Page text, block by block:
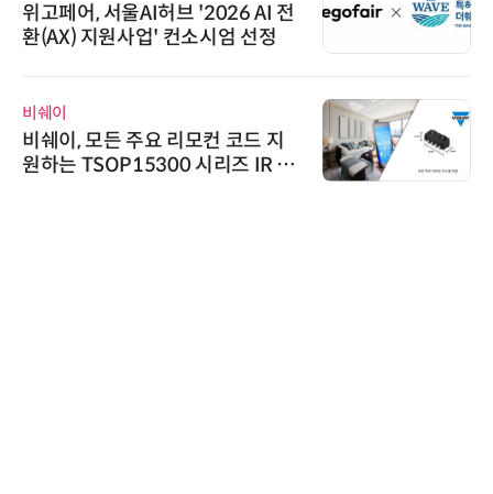
위고페어, 서울AI허브 '2026 AI 전
환(AX) 지원사업' 컨소시엄 선정
비쉐이
비쉐이, 모든 주요 리모컨 코드 지
원하는 TSOP15300 시리즈 IR 수